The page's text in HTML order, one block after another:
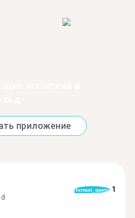
приложение
format_quote 1